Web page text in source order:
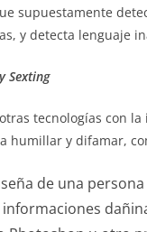
supuestamente
y detecta lenguaje
Sexting
tecnologías con
humillar y difamar,
de una